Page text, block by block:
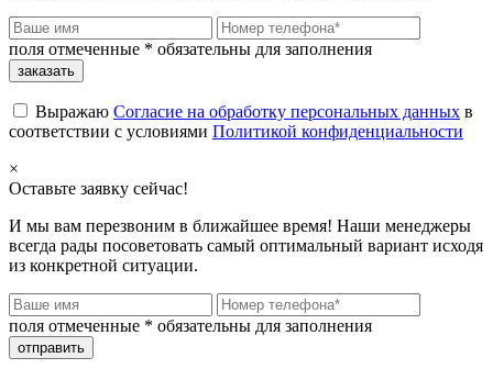
поля отмеченные * обязательны для заполнения
Выражаю Согласие на обработку персональных данных в
соответствии с условиями Политикой конфиденциальности
×
Оставьте заявку сейчас!
И мы вам перезвоним в ближайшее время! Наши менеджеры
всегда рады посоветовать самый оптимальный вариант исходя
из конкретной ситуации.
поля отмеченные * обязательны для заполнения